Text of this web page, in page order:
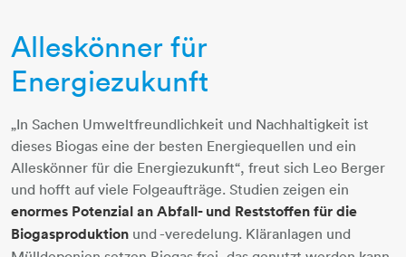
Alleskönner für
Energiezukunft
„In Sachen Umweltfreundlichkeit und Nachhaltigkeit ist
dieses Biogas eine der besten Energiequellen und ein
Alleskönner für die Energiezukunft“, freut sich Leo Berger
und hofft auf viele Folgeaufträge. Studien zeigen ein
enormes Potenzial an Abfall- und Reststoffen für die
Biogasproduktion und -veredelung. Kläranlagen und